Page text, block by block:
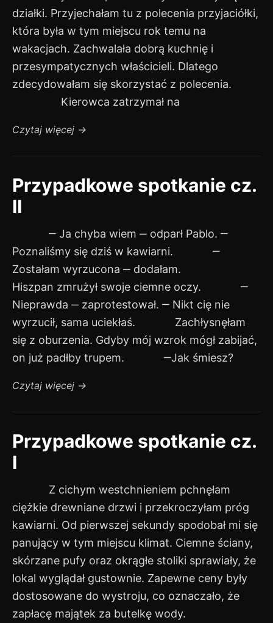
działki. Przyjechałam tu z polecenia przyjaciółki,
która była w tym miejscu rok temu na
wakacjach. Zachwalała dobrą kuchnię i
przesympatycznych właścicieli. Dlatego
zdecydowałam się skorzystać z polecenia.
Kierowca zatrzymał na
Czytaj więcej →
Przypadkowe spotkanie cz.
II
‒ Ja chyba wiem ‒ odparł Pablo. ‒
Poznaliśmy się dziś w kawiarni. ‒
Zostałam wyrzucona ‒ dodałam.
Hiszpan zmrużył swoje ciemne oczy. ‒
Nieprawda ‒ zaprotestował. ‒ Nikt cię nie
wyrzucił, sama uciekłaś. Zachłysnęłam
się z oburzenia. Gdyby mój wzrok mógł zabijać,
on już padłby trupem. ‒Jak śmiesz?
Czytaj więcej →
Przypadkowe spotkanie cz.
I
Z cichym westchnieniem pchnęłam
ciężkie drewniane drzwi i przekroczyłam próg
kawiarni. Od pierwszej sekundy spodobał mi się
panujący w tym miejscu klimat. Ciemne ściany,
skórzane pufy oraz okrągłe stoliki sprawiały, że
lokal wyglądał gustownie. Zapewne ceny były
dostosowane do wystroju, co oznaczało, że
zapłacę majątek za butelkę wody.